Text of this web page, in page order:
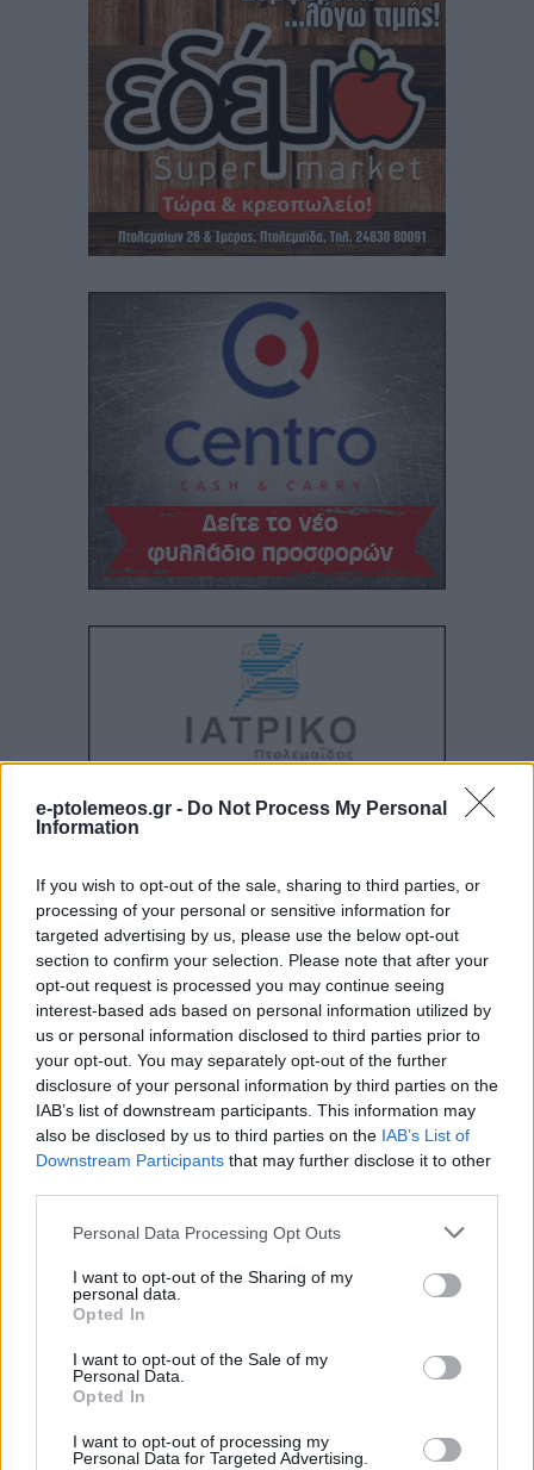
e-ptolemeos.gr - Do Not Process My Personal
Information
If you wish to opt-out of the sale, sharing to third parties, or
processing of your personal or sensitive information for
targeted advertising by us, please use the below opt-out
section to confirm your selection. Please note that after your
opt-out request is processed you may continue seeing
interest-based ads based on personal information utilized by
us or personal information disclosed to third parties prior to
your opt-out. You may separately opt-out of the further
disclosure of your personal information by third parties on the
IAB’s list of downstream participants. This information may
also be disclosed by us to third parties on the IAB’s List of
Downstream Participants that may further disclose it to other
Please note that this website/app uses one or more Google
not limited to your visit or usage behaviour. You may click to
grant or deny consent to Google and its third-party tags to
use your data for below specified purposes in below Google
consent section.
Personal Data Processing Opt Outs
I want to opt-out of the Sharing of my
personal data.
Opted In
I want to opt-out of the Sale of my
Personal Data.
Opted In
I want to opt-out of processing my
Personal Data for Targeted Advertising.